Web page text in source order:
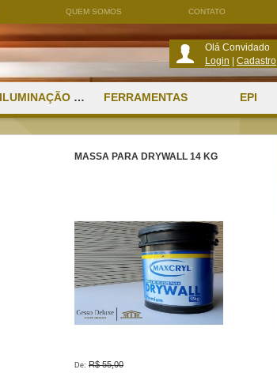
QUEM SOMOS CONTATO
Olá Convidado
Login
Cadastro
ILUMINAÇÃO E SOM AMBIENTE FERRAMENTAS EPI
MASSA PARA DRYWALL 14 KG
De: R$ 55,00